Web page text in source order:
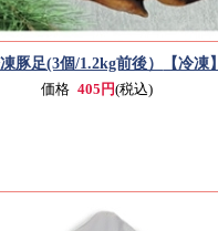
豚足(3個/1.2kg前後） 【冷凍】
価格 405円(税込)